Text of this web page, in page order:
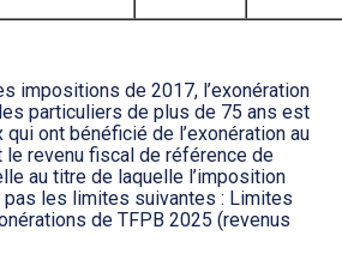
impositions de 2017, l’exonération
particuliers de plus de 75 ans est
qui ont bénéficié de l’exonération au
revenu fiscal de référence de
au titre de laquelle l’imposition
pas les limites suivantes : Limites
de TFPB 2025 (revenus